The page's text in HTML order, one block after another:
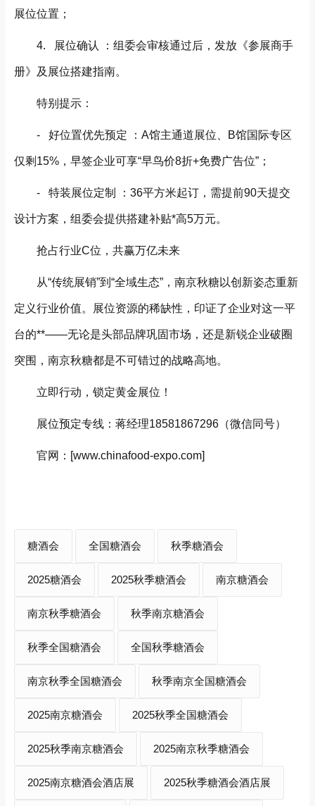
展位位置；
4. 展位确认 ：组委会审核通过后，发放《参展商手
册》及展位搭建指南。
特别提示：
- 好位置优先预定 ：A馆主通道展位、B馆国际专区
仅剩15%，早签企业可享“早鸟价8折+免费广告位”；
- 特装展位定制 ：36平方米起订，需提前90天提交
设计方案，组委会提供搭建补贴*高5万元。
抢占行业C位，共赢万亿未来
从“传统展销”到“全域生态”，南京秋糖以创新姿态重新
定义行业价值。展位资源的稀缺性，印证了企业对这一平
台的**——无论是头部品牌巩固市场，还是新锐企业破圈
突围，南京秋糖都是不可错过的战略高地。
立即行动，锁定黄金展位！
展位预定专线：蒋经理18581867296（微信同号）
官网：[www.chinafood-expo.com]
糖酒会 全国糖酒会 秋季糖酒会
2025糖酒会 2025秋季糖酒会 南京糖酒会
南京秋季糖酒会 秋季南京糖酒会
秋季全国糖酒会 全国秋季糖酒会
南京秋季全国糖酒会 秋季南京全国糖酒会
2025南京糖酒会 2025秋季全国糖酒会
2025秋季南京糖酒会 2025南京秋季糖酒会
2025南京糖酒会酒店展 2025秋季糖酒会酒店展